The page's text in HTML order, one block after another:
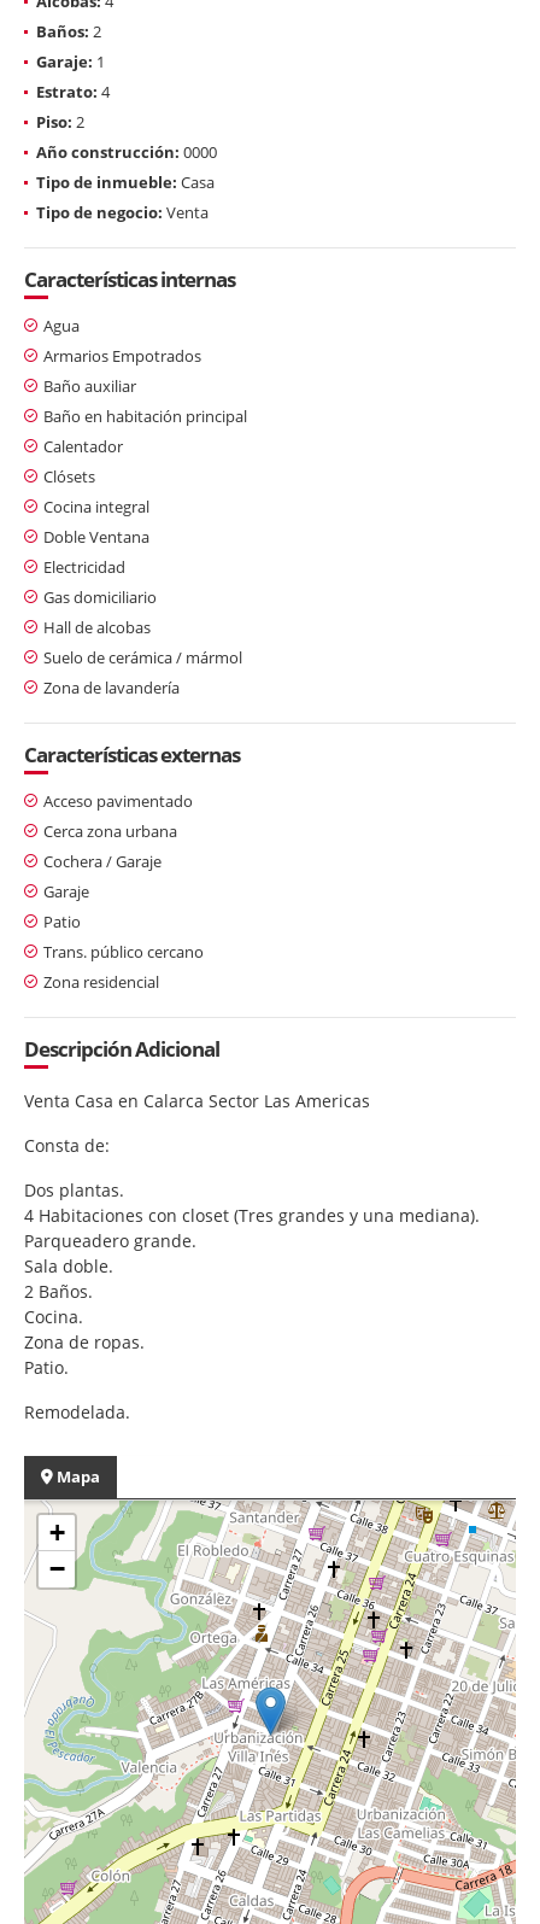
Baños: 2
Garaje: 1
Estrato: 4
Piso: 2
Año construcción: 0000
Tipo de inmueble: Casa
Tipo de negocio: Venta
Características internas
Agua
Armarios Empotrados
Baño auxiliar
Baño en habitación principal
Calentador
Clósets
Cocina integral
Doble Ventana
Electricidad
Gas domiciliario
Hall de alcobas
Suelo de cerámica / mármol
Zona de lavandería
Características externas
Acceso pavimentado
Cerca zona urbana
Cochera / Garaje
Garaje
Patio
Trans. público cercano
Zona residencial
Descripción Adicional
Venta Casa en Calarca Sector Las Americas
Consta de:
Dos plantas.
4 Habitaciones con closet (Tres grandes y una mediana).
Parqueadero grande.
Sala doble.
2 Baños.
Cocina.
Zona de ropas.
Patio.
Remodelada.
Mapa
+
−